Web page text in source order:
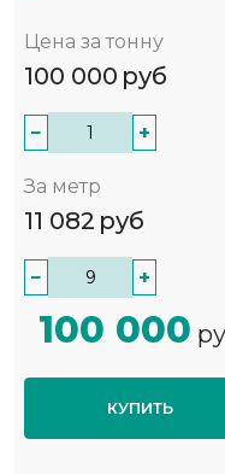
Цена за тонну
100 000 руб
− +
За метр
11 082 руб
− +
100 000
КУПИТЬ